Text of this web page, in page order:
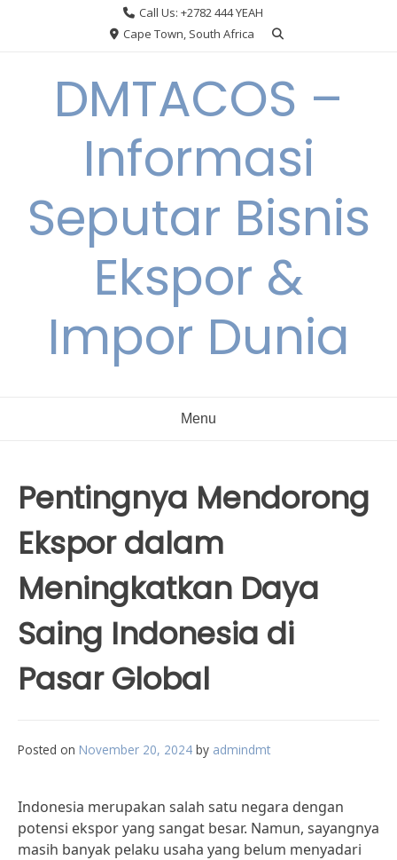
Call Us: +2782 444 YEAH
Cape Town, South Africa
DMTACOS –
Informasi
Seputar Bisnis
Ekspor &
Impor Dunia
Menu
Pentingnya Mendorong
Ekspor dalam
Meningkatkan Daya
Saing Indonesia di
Pasar Global
Posted on November 20, 2024 by admindmt
Indonesia merupakan salah satu negara dengan
potensi ekspor yang sangat besar. Namun, sayangnya
masih banyak pelaku usaha yang belum menyadari